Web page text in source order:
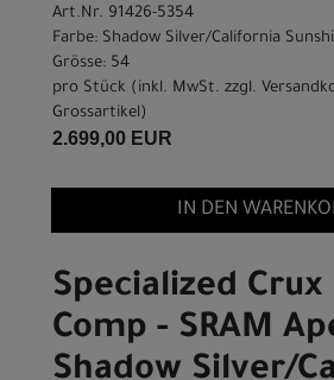
Art.Nr. 91426-5354
Farbe: Shadow Silver/California
Grösse: 54
pro Stück (inkl. MwSt. zzgl.
Grossartikel)
2.699,00 EUR
IN DEN
Specialized Crux
Comp - SRAM
Shadow Silver/